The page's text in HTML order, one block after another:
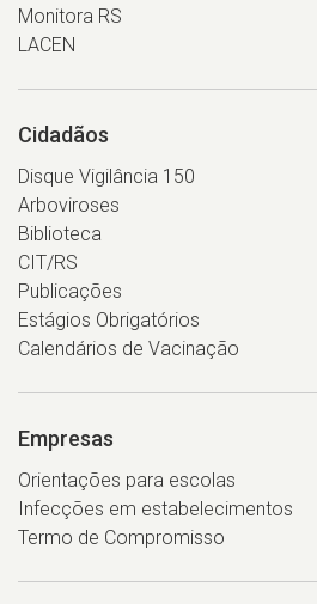
Monitora RS
LACEN
Cidadãos
Disque Vigilância 150
Arboviroses
Biblioteca
CIT/RS
Publicações
Estágios Obrigatórios
Calendários de Vacinação
Empresas
Orientações para escolas
Infecções em estabelecimentos
Termo de Compromisso